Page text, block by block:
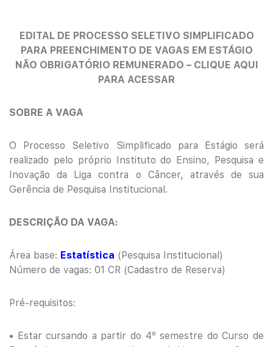
EDITAL DE PROCESSO SELETIVO SIMPLIFICADO
PARA PREENCHIMENTO DE VAGAS EM ESTÁGIO
NÃO OBRIGATÓRIO REMUNERADO – CLIQUE AQUI
PARA ACESSAR
SOBRE A VAGA
O Processo Seletivo Simplificado para Estágio será
realizado pelo próprio Instituto do Ensino, Pesquisa e
Inovação da Liga contra o Câncer, através de sua
Gerência de Pesquisa Institucional.
DESCRIÇÃO DA VAGA:
Área base: Estatística (Pesquisa Institucional)
Número de vagas: 01 CR (Cadastro de Reserva)
Pré-requisitos:
• Estar cursando a partir do 4º semestre do Curso de